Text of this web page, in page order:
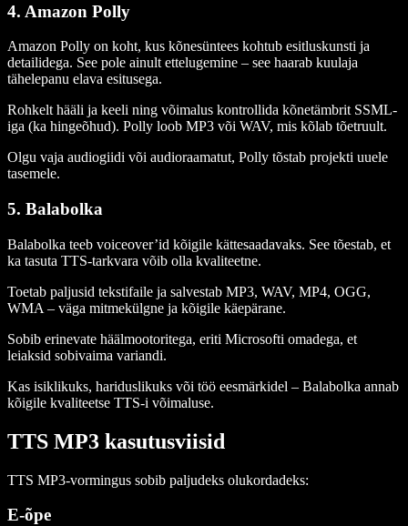
4. Amazon Polly
Amazon Polly on koht, kus kõnesüntees kohtub esitluskunsti ja
detailidega. See pole ainult ettelugemine – see haarab kuulaja
tähelepanu elava esitusega.
Rohkelt hääli ja keeli ning võimalus kontrollida kõnetämbrit SSML-
iga (ka hingeõhud). Polly loob MP3 või WAV, mis kõlab tõetruult.
Olgu vaja audiogiidi või audioraamatut, Polly tõstab projekti uuele
tasemele.
5. Balabolka
Balabolka teeb voiceover’id kõigile kättesaadavaks. See tõestab, et
ka tasuta TTS-tarkvara võib olla kvaliteetne.
Toetab paljusid tekstifaile ja salvestab MP3, WAV, MP4, OGG,
WMA – väga mitmekülgne ja kõigile käepärane.
Sobib erinevate häälmootoritega, eriti Microsofti omadega, et
leiaksid sobivaima variandi.
Kas isiklikuks, hariduslikuks või töö eesmärkidel – Balabolka annab
kõigile kvaliteetse TTS-i võimaluse.
TTS MP3 kasutusviisid
TTS MP3-vormingus sobib paljudeks olukordadeks:
E-õpe